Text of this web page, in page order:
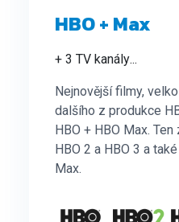
HBO + Max
+ 3 TV kanály...
Nejnovější filmy,
dalšího z produkce
HBO + HBO Max. Ten
HBO 2 a HBO 3 a
Max.